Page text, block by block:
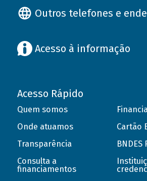
Outros telefones e
Acesso à informação
Acesso Rápido
Quem somos
Onde atuamos
Transparência
Consulta a
financiamentos
Cartão
BNDES